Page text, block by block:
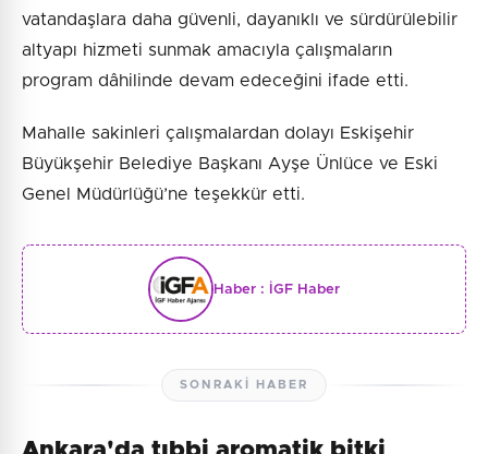
vatandaşlara daha güvenli, dayanıklı ve sürdürülebilir
altyapı hizmeti sunmak amacıyla çalışmaların
program dâhilinde devam edeceğini ifade etti.
Mahalle sakinleri çalışmalardan dolayı Eskişehir
Büyükşehir Belediye Başkanı Ayşe Ünlüce ve Eski
Genel Müdürlüğü’ne teşekkür etti.
Haber : İGF Haber
SONRAKI HABER